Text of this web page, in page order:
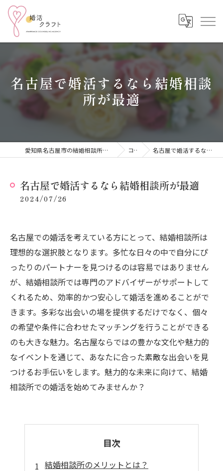
名古屋で婚活するなら結婚相談
所が最適
愛知県名古屋市の結婚相談所なら結婚相談所 婚活クラフト コラム 名古屋で婚活するなら結婚相談所が最適
名古屋で婚活するなら結婚相談所が最適
2024/07/26
名古屋での婚活を考えている方にとって、結婚相談所は
理想的な選択肢となります。多忙な日々の中で自分にぴ
ったりのパートナーを見つけるのは容易ではありません
が、結婚相談所では専門のアドバイザーがサポートして
くれるため、効率的かつ安心して婚活を進めることがで
きます。多彩な出会いの場を提供するだけでなく、個々
の希望や条件に合わせたマッチングを行うことができる
のも大きな魅力。名古屋ならではの豊かな文化や魅力的
なイベントを通じて、あなたに合った素敵な出会いを見
つけるお手伝いをします。魅力的な未来に向けて、結婚
相談所での婚活を始めてみませんか？
目次
結婚相談所のメリットとは？